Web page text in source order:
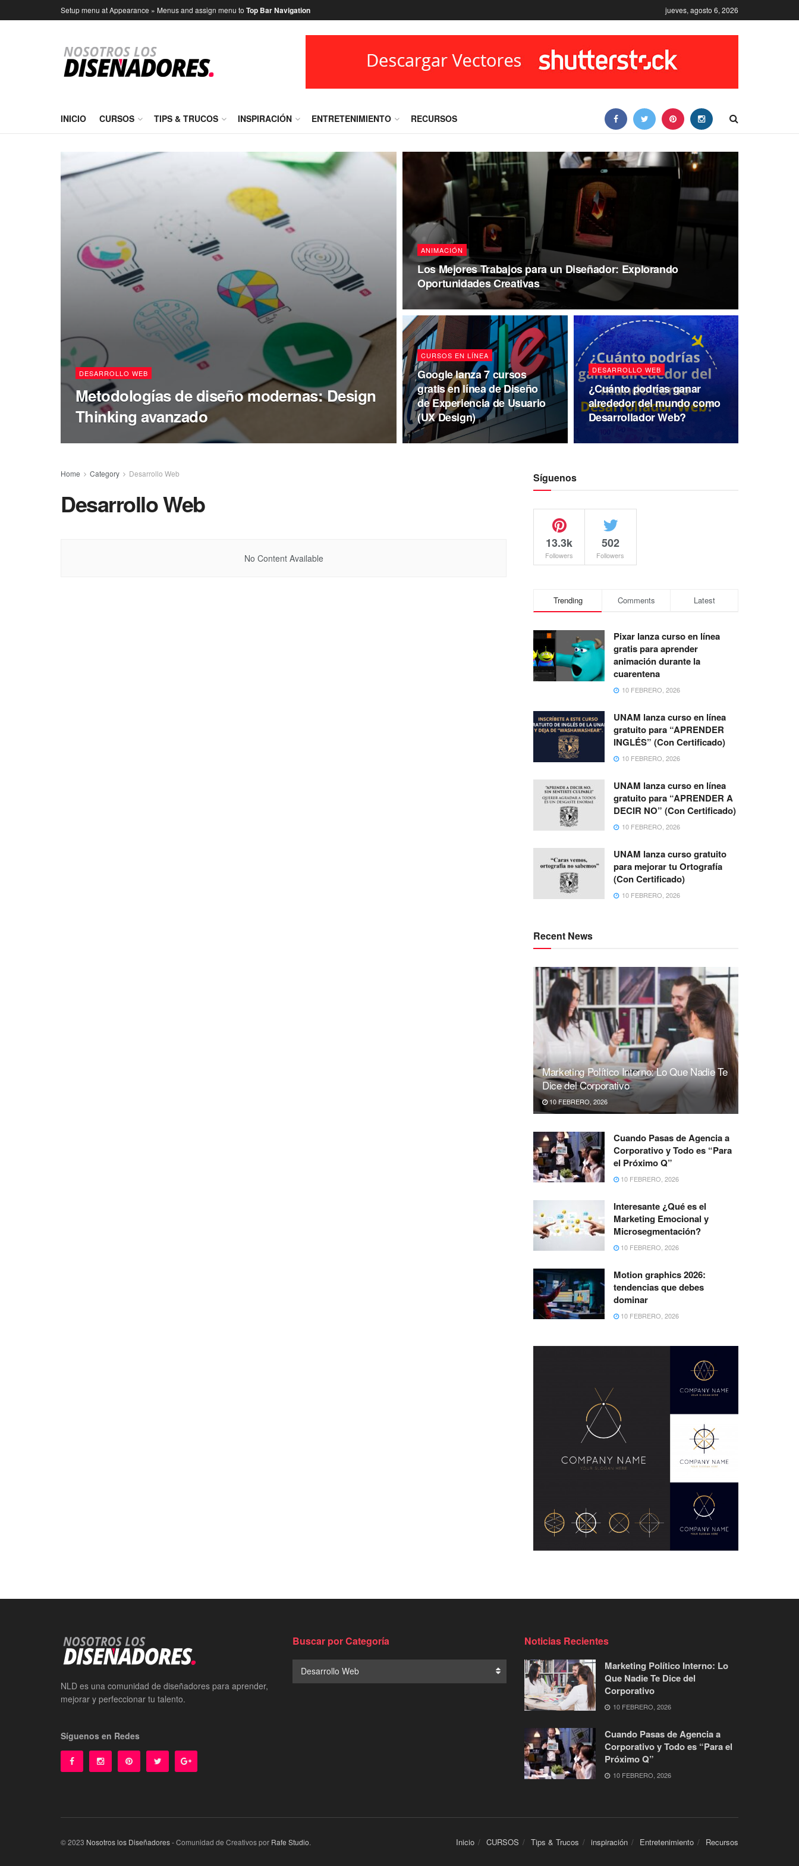
Setup menu at Appearance » Menus and assign menu to Top Bar Navigation jueves, agosto 6, 2026
INICIO CURSOS TIPS & TRUCOS INSPIRACIÓN ENTRETENIMIENTO RECURSOS
DESARROLLO WEB
Metodologías de diseño modernas: Design
Thinking avanzado
ANIMACIÓN
Los Mejores Trabajos para un Diseñador: Explorando
Oportunidades Creativas
CURSOS EN LÍNEA
Google lanza 7 cursos
gratis en línea de Diseño
de Experiencia de Usuario
(UX Design)
DESARROLLO WEB
¿Cuánto podrías ganar
alrededor del mundo como
Desarrollador Web?
Home Category Desarrollo Web
Desarrollo Web
No Content Available
Síguenos
13.3k
Followers
502
Followers
Trending Comments Latest
Pixar lanza curso en línea
gratis para aprender
animación durante la
cuarentena
10 FEBRERO, 2026
UNAM lanza curso en línea
gratuito para “APRENDER
INGLÉS” (Con Certificado)
10 FEBRERO, 2026
UNAM lanza curso en línea
gratuito para “APRENDER A
DECIR NO” (Con Certificado)
10 FEBRERO, 2026
UNAM lanza curso gratuito
para mejorar tu Ortografía
(Con Certificado)
10 FEBRERO, 2026
Recent News
Marketing Político Interno: Lo Que Nadie Te
Dice del Corporativo
10 FEBRERO, 2026
Cuando Pasas de Agencia a
Corporativo y Todo es “Para
el Próximo Q”
10 FEBRERO, 2026
Interesante ¿Qué es el
Marketing Emocional y
Microsegmentación?
10 FEBRERO, 2026
Motion graphics 2026:
tendencias que debes
dominar
10 FEBRERO, 2026
NLD es una comunidad de diseñadores para aprender,
mejorar y perfeccionar tu talento.
Síguenos en Redes
Buscar por Categoría
Buscar
Desarrollo Web
Noticias Recientes
Marketing Político Interno: Lo
Que Nadie Te Dice del
Corporativo
10 FEBRERO, 2026
Cuando Pasas de Agencia a
Corporativo y Todo es “Para el
Próximo Q”
10 FEBRERO, 2026
Inicio CURSOS Tips & Trucos inspiración Entretenimiento Recursos
© 2023 Nosotros los Diseñadores- Comunidad de Creativos por Rafe Studio.